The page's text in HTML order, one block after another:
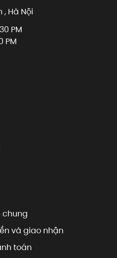
, Hà Nội
PM
PM
chung
và giao nhận
toán